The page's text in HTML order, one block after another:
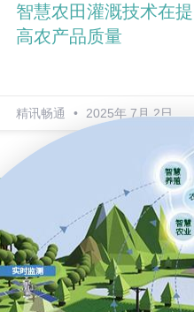
智慧农田灌溉技术在提
高农产品质量
精讯畅通 2025年 7月 2日